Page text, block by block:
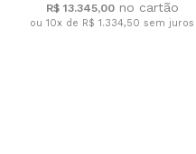
R$ 13.345,00
ou 10x de R$ 1.334,50 sem juros